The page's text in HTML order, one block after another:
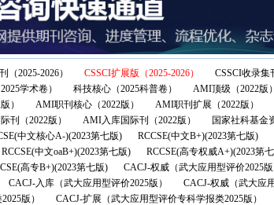
（2025-2026） CSSCI扩展版（2025-2026） CSSCI收录集
学术卷） 科技核心（2025科普卷） AMI顶级（2022版）
） AMI职刊核心（2022版） AMI职刊扩展（2022版）
刊（2022版） AMI入库国际刊（2022版） 国家社科基金
中文核心A-)(2023第七版) RCCSE(中文B+)(2023第七版)
RCCSE(中文oaB+)(2023第七版) RCCSE(高专权威A+)(2023第
高专B+)(2023第七版) CACJ-权威（武大应用型评价2025版
CACJ-入库（武大应用型评价2025版）
CACJ-权威（武大应
版）
CACJ-扩展（武大应用型评价专科学报类2025版）